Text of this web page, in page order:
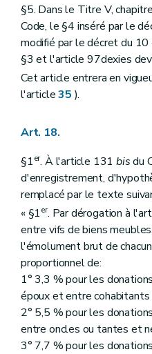
§5. Dans le Titre V,
Code, le §4 inséré par le
modifié par le décret du
§3 et l'article 97dexies
Cet article entrera en
l'article35 ).
Art. 18.
§1er. À l'article 131bisdu
d'enregistrement,
remplacé par le texte
« §1er. Par dérogation à
entre vifs de biens
l'émolument brut de
proportionnel de:
1° 3,3 % pour les
époux et entre cohabitants
2° 5,5 % pour les
entre oncles ou tantes et
3° 7,7 % pour les